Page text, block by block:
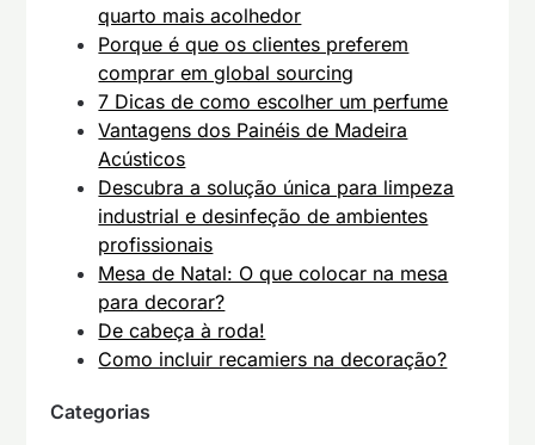
quarto mais acolhedor
Porque é que os clientes preferem
comprar em global sourcing
7 Dicas de como escolher um perfume
Vantagens dos Painéis de Madeira
Acústicos
Descubra a solução única para limpeza
industrial e desinfeção de ambientes
profissionais
Mesa de Natal: O que colocar na mesa
para decorar?
De cabeça à roda!
Como incluir recamiers na decoração?
Categorias